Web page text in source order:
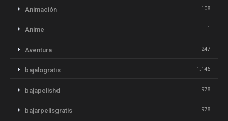
Animación 108
Anime 1
Aventura 247
bajalogratis 1.146
bajapelishd 978
bajarpelisgratis 978